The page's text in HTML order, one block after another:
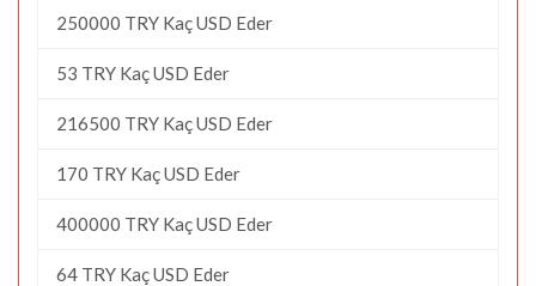
250000 TRY Kaç USD Eder
53 TRY Kaç USD Eder
216500 TRY Kaç USD Eder
170 TRY Kaç USD Eder
400000 TRY Kaç USD Eder
64 TRY Kaç USD Eder